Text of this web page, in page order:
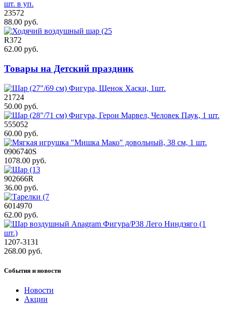
23572
88.00 руб.
R372
62.00 руб.
Товары на Детский праздник
21724
50.00 руб.
555052
60.00 руб.
0906740S
1078.00 руб.
902666R
36.00 руб.
6014970
62.00 руб.
1207-3131
268.00 руб.
События и новости
Новости
Акции